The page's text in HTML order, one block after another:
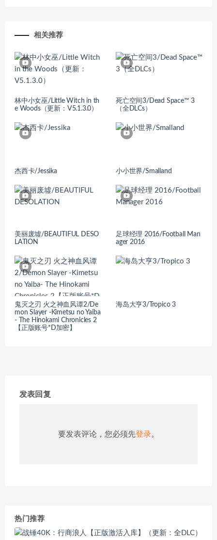
相关推荐
林中小女巫/Little Witch in th
e Woods（更新：V5.1.3.0）
死亡空间3/Dead Space™ 3
（全DLCs）
杰西卡/Jessika 小小世界/Smalland
美丽废墟/BEAUTIFUL DESO
LATION
足球经理 2016/Football Man
ager 2016
鬼灭之刃 火之神血风谭2/De
mon Slayer -Kimetsu no Yaiba
- The Hinokami Chronicles 2
【正版账号*D加密】
海岛大亨3/Tropico 3
发表回复
要发表评论，您必须先登录。
热门推荐